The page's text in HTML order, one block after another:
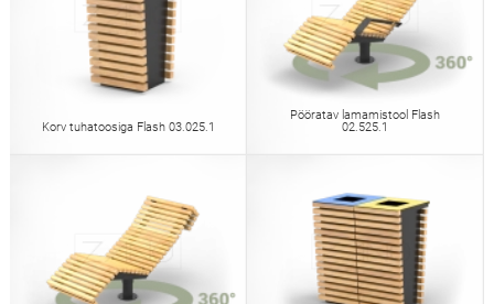
Korv tuhatoosiga Flash 03.025.1
Pööratav lamamistool Flash
02.525.1